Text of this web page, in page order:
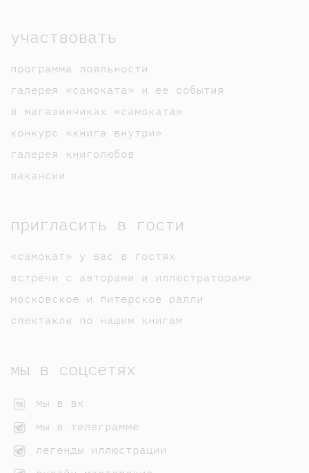
участвовать
программа лояльности
галерея «самоката» и ее события
в магазинчиках «самоката»
конкурс «книга внутри»
галерея книголюбов
вакансии
пригласить в гости
«самокат» у вас в гостях
встречи с авторами и иллюстраторами
московское и питерское ралли
спектакли по нашим книгам
мы в соцсетях
мы в вк
мы в телеграмме
легенды иллюстрации